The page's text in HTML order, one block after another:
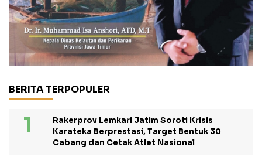
BERITA TERPOPULER
Rakerprov Lemkari Jatim Soroti Krisis
Karateka Berprestasi, Target Bentuk 30
Cabang dan Cetak Atlet Nasional